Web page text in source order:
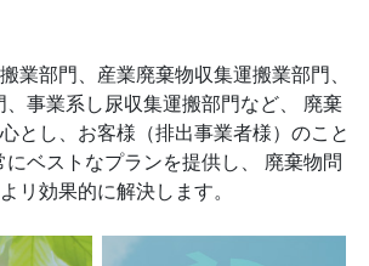
業部門、産業廃棄物収集運搬業部門、
、事業系し尿収集運搬部門など、 廃棄
とし、お客様（排出事業者様）のこと
ベストなプランを提供し、 廃棄物問
リ効果的に解決します。